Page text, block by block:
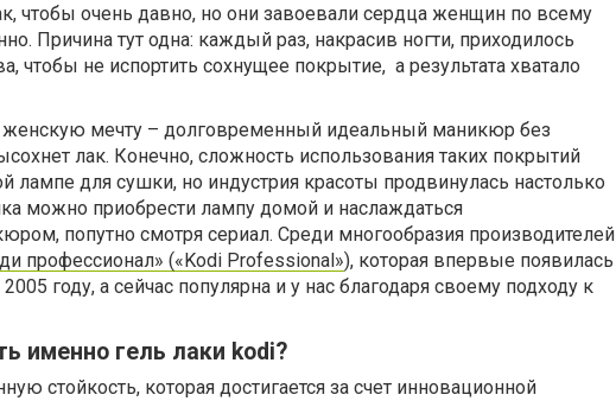
чтобы очень давно, но они завоевали сердца женщин по всему
Причина тут одна: каждый раз, накрасив ногти, приходилось
чтобы не испортить сохнущее покрытие, а результата хватало
женскую мечту – долговременный идеальный маникюр без
лак. Конечно, сложность использования таких покрытий
лампе для сушки, но индустрия красоты продвинулась настолько
можно приобрести лампу домой и наслаждаться
попутно смотря сериал. Среди многообразия производителей
профессионал» («Kodi Professional»), которая впервые появилась
году, а сейчас популярна и у нас благодаря своему подходу к
именно гель лаки kodi?
стойкость, которая достигается за счет инновационной